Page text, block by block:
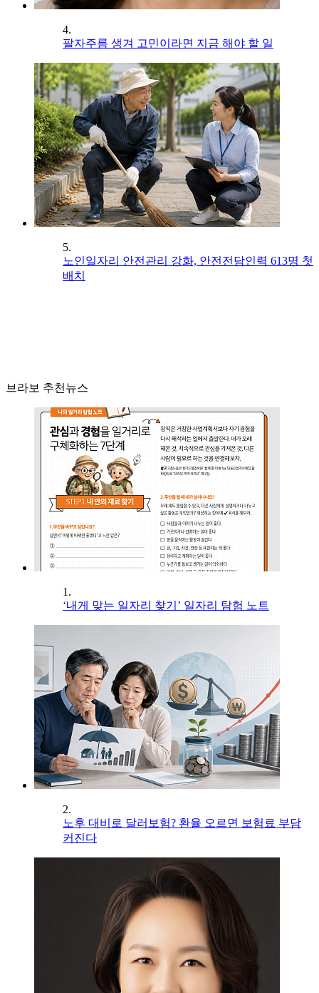
4.
팔자주름 생겨 고민이라면 지금 해야 할 일
5.
노인일자리 안전관리 강화, 안전전담인력 613명 첫
배치
브라보 추천뉴스
1.
‘내게 맞는 일자리 찾기’ 일자리 탐험 노트
2.
노후 대비로 달러보험? 환율 오르면 보험료 부담
커진다